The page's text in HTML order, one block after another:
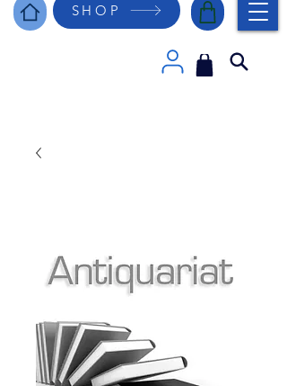
SHOP